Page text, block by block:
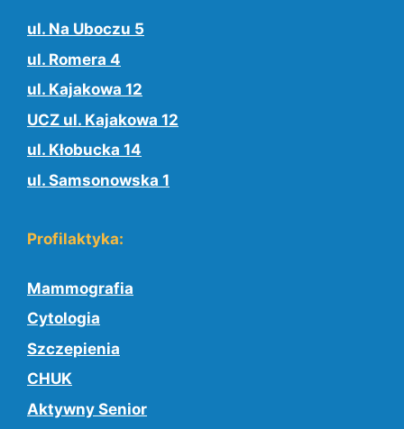
ul. Na Uboczu 5
ul. Romera 4
ul. Kajakowa 12
UCZ ul. Kajakowa 12
ul. Kłobucka 14
ul. Samsonowska 1
Profilaktyka:
Mammografia
Cytologia
Szczepienia
CHUK
Aktywny Senior